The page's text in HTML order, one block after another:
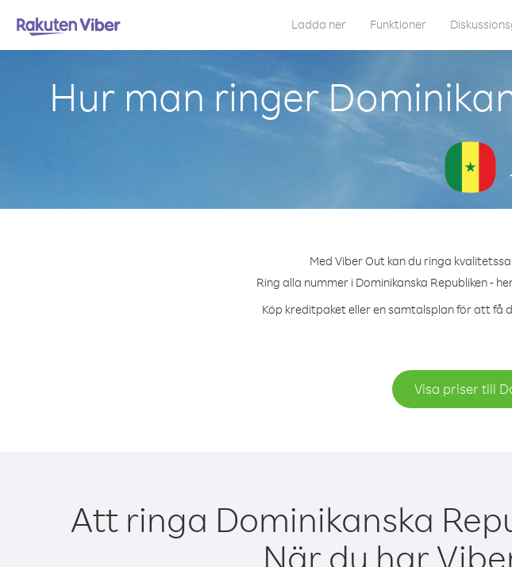
Ladda ner Funktioner
Hur man ringer
Med Viber Out kan du ringa
Ring alla nummer i Dominikanska Republiken -
Köp kreditpaket eller en samtalsplan för att få
Visa priser till
Att ringa Dominikanska
När du har